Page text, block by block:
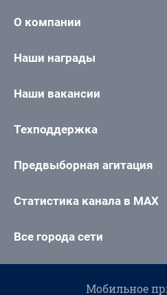
О компании
Наши награды
Наши вакансии
Техподдержка
Предвыборная агитация
Статистика канала в MAX
Все города сети
Мобильное